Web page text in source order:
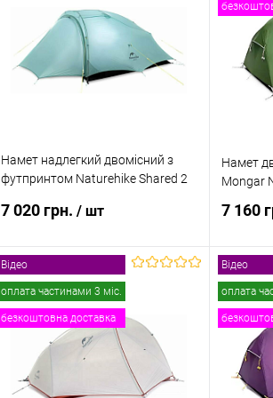
Купити в 1 клік
До
порівняння
В обране В наявності В
Намет надлегкий двомісний з
футпринтом Naturehike Shared 2
7 020 грн. / шт
Повідомити про наявність
Купити в 1 клік
порівняння
В обране Недоступно
Намет
Mongar
7 160
В
Відео
оплата частинами 3 міс.
безкоштовна доставка
Відео
оплата